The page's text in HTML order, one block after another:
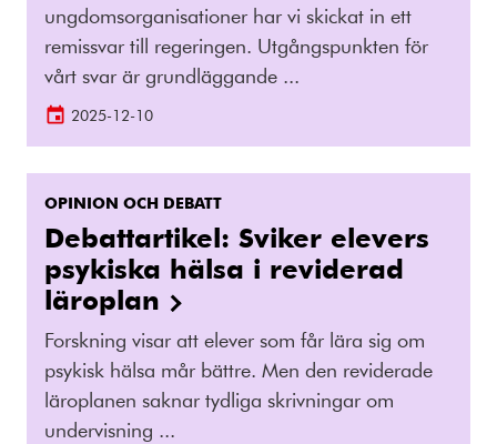
ungdomsorganisationer har vi skickat in ett
remissvar till regeringen. Utgångspunkten för
vårt svar är grundläggande ...
2025-12-10
OPINION OCH DEBATT
Debattartikel: Sviker elevers
psykiska hälsa i reviderad
läroplan
Forskning visar att elever som får lära sig om
psykisk hälsa mår bättre. Men den reviderade
läroplanen saknar tydliga skrivningar om
undervisning ...